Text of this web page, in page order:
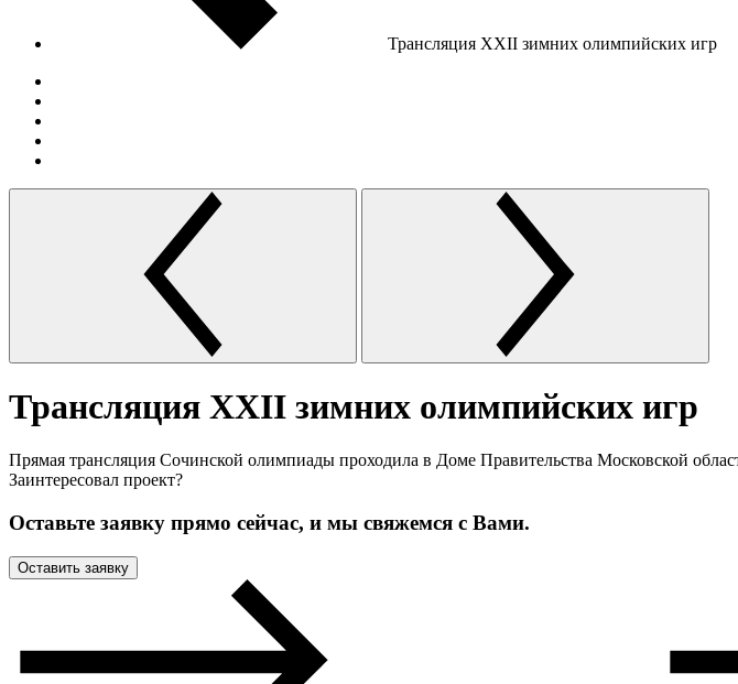
Трансляция ХХII зимних олимпийских игр
Трансляция ХХII зимних олимпийских игр
Прямая трансляция Сочинской олимпиады проходила в Доме Правительства Московской
Заинтересовал проект?
Оставьте заявку прямо сейчас, и мы свяжемся с Вами.
Оставить заявку